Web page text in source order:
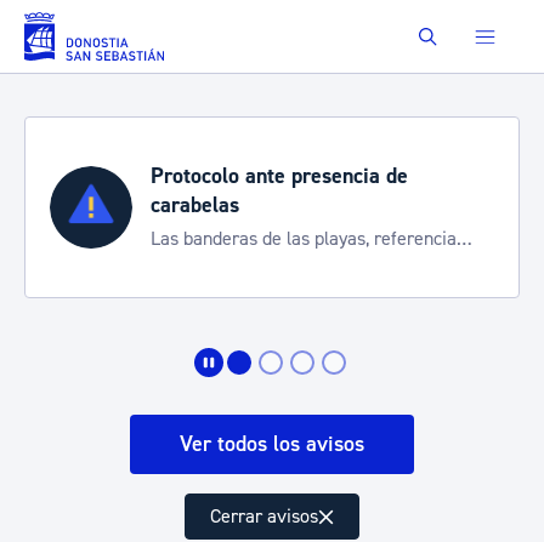
Saltar al contenido principal Buscar
Protocolo ante presencia de
carabelas
Las banderas de las playas, referencia
Ver todos los avisos
Cerrar avisos